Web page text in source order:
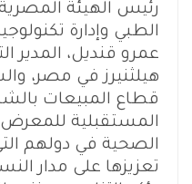
رئيس الهيئة
الطبي وإدارة
عمرو قنديل، المدير
هيلثنيرز في مصر،
قطاع المبيعات
المستقبلية للمعرض
الصحية في دولهم
تعزيزها على مدار